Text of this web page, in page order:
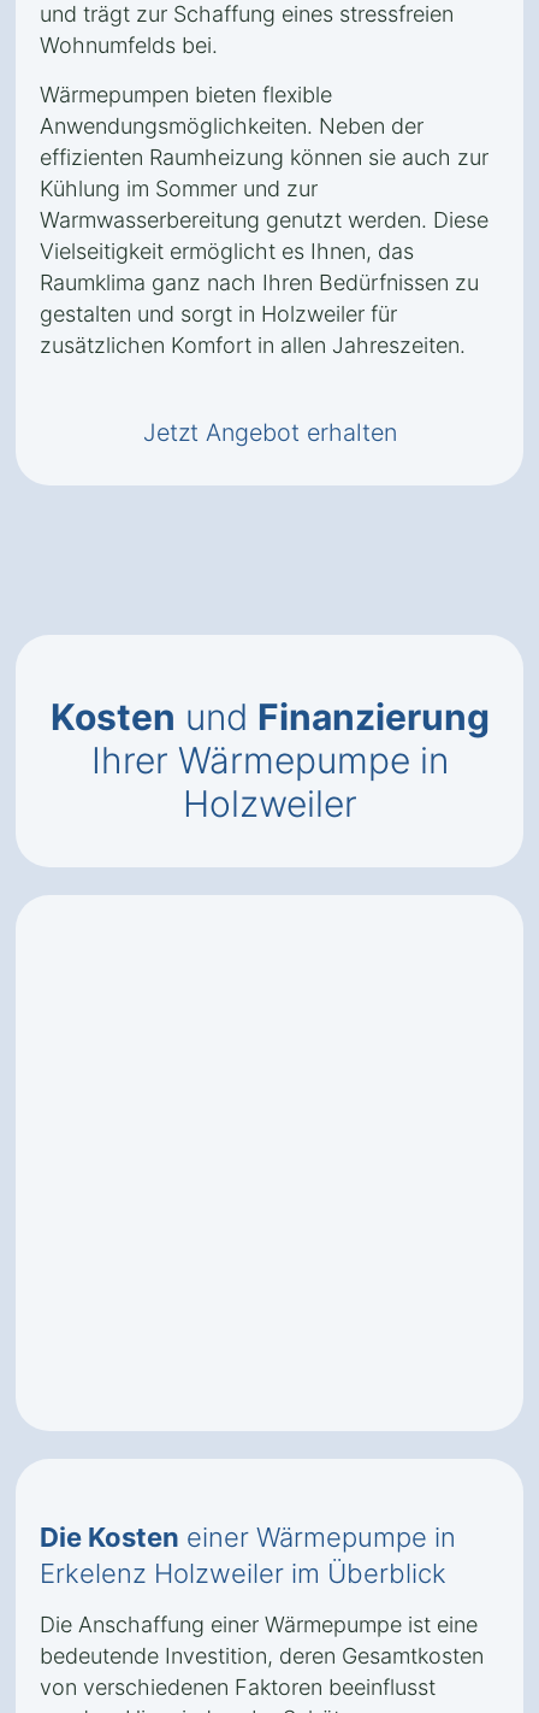
und trägt zur Schaffung eines stressfreien
Wohnumfelds bei.
Wärmepumpen bieten flexible
Anwendungsmöglichkeiten. Neben der
effizienten Raumheizung können sie auch zur
Kühlung im Sommer und zur
Warmwasserbereitung genutzt werden. Diese
Vielseitigkeit ermöglicht es Ihnen, das
Raumklima ganz nach Ihren Bedürfnissen zu
gestalten und sorgt in Holzweiler für
zusätzlichen Komfort in allen Jahreszeiten.
Jetzt Angebot erhalten
Kosten und Finanzierung
Ihrer Wärmepumpe in
Holzweiler
Die Kosten einer Wärmepumpe in
Erkelenz Holzweiler im Überblick
Die Anschaffung einer Wärmepumpe ist eine
bedeutende Investition, deren Gesamtkosten
von verschiedenen Faktoren beeinflusst